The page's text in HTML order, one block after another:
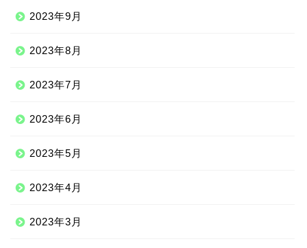
2023年9月
2023年8月
2023年7月
2023年6月
2023年5月
2023年4月
2023年3月